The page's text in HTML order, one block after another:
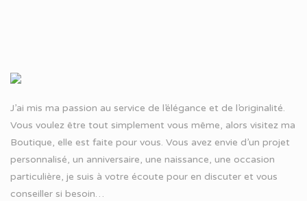
J’ai mis ma passion au service de l’élégance et de l’originalité.
Vous voulez être tout simplement vous même, alors visitez ma
Boutique, elle est faite pour vous. Vous avez envie d’un projet
personnalisé, un anniversaire, une naissance, une occasion
particulière, je suis à votre écoute pour en discuter et vous
conseiller si besoin…